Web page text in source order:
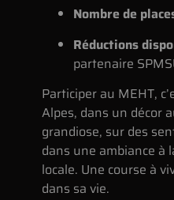
Nombre de
Réductions
partenaire
Participer au MEHT,
Alpes, dans un décor
grandiose, sur des
dans une ambiance
locale. Une course à
dans sa vie.